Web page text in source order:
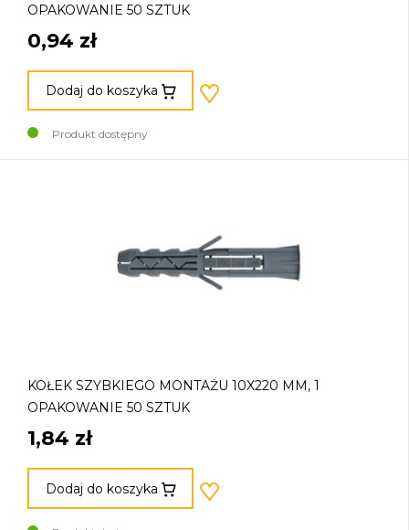
OPAKOWANIE 50 SZTUK
0,94 zł
Dodaj do koszyka
Produkt dostępny
KOŁEK SZYBKIEGO MONTAŻU 10X220 MM, 1
OPAKOWANIE 50 SZTUK
1,84 zł
Dodaj do koszyka